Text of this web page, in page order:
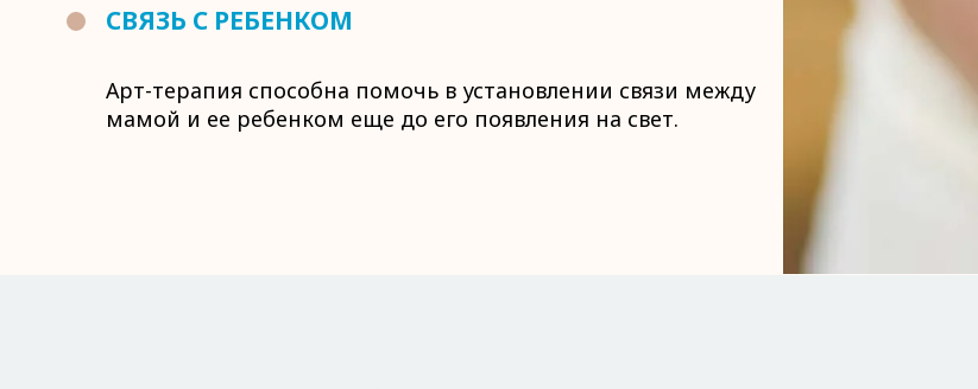
СВЯЗЬ С РЕБЕНКОМ
Арт-терапия способна помочь в установлении связи между
мамой и ее ребенком еще до его появления на свет.